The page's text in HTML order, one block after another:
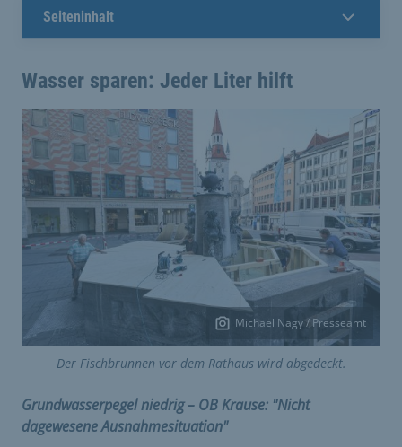
Seiteninhalt
Wasser sparen: Jeder Liter hilft
Michael Nagy / Presseamt
Der Fischbrunnen vor dem Rathaus wird abgedeckt.
Grundwasserpegel niedrig – OB Krause: "Nicht
dagewesene Ausnahmesituation"